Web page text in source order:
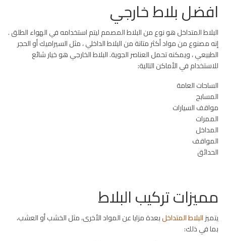
افضل بلاط خارجي
البلاط المتداخل هو نوع من البلاط المصمم ليتم استخدامه في الهواء الطلق .
إنه مصنوع من مواد أكثر متانة من البلاط الداخلي ، مثل السيراميك أو الحجر
الطبيعي ، ويمكنه تحمل العناصر الجوية. البلاط الخارجي هو خيار شائع
للاستخدام في الأماكن التالية:
الساحات العامة
المسابح
مواقف السيارات
الممرات
المداخل
المواقف
الحدائق
مميزات تركيب البلاط
يتميزالبلاط المتداخلبعدة مزايا عن المواد الأخرى، مثل الخشب أو العشب،
بما في ذلك: